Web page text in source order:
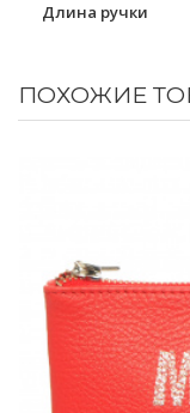
Длина ручки
ПОХОЖИЕ